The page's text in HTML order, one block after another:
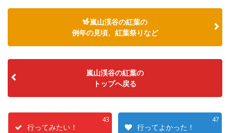
嵐山渓谷の紅葉の
例年の見頃、紅葉祭りなど
嵐山渓谷の紅葉の
トップへ戻る
43
行ってみたい！
47
行ってよかった！